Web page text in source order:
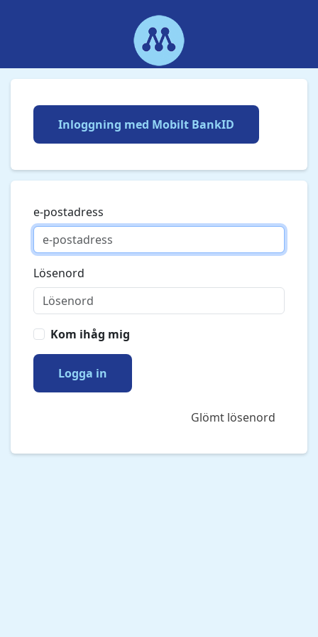
Inloggning med Mobilt BankID
e-postadress
Lösenord
Kom ihåg mig
Logga in
Glömt lösenord